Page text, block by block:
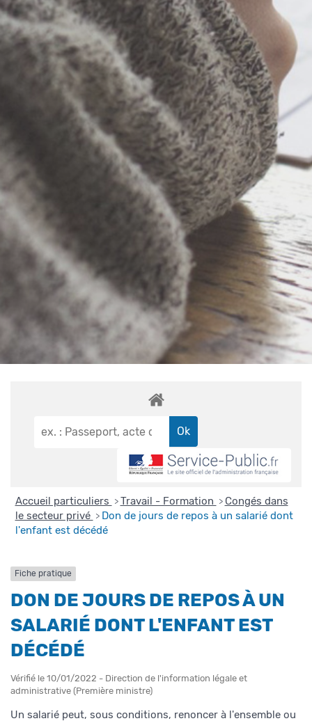
Accueil particuliers > Travail - Formation > Congés dans
le secteur privé > Don de jours de repos à un salarié dont
l'enfant est décédé
Fiche pratique
DON DE JOURS DE REPOS À UN
SALARIÉ DONT L'ENFANT EST
DÉCÉDÉ
Vérifié le 10/01/2022 - Direction de l'information légale et
administrative (Première ministre)
Un salarié peut, sous conditions, renoncer à l'ensemble ou